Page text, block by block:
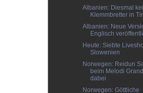
Albanien: Diesmal
Klemmbretter in
Albanien: Neue
Englisch
Heute: Siebte
Slowenien
Norwegen: Reidun
beim Melodi
dabei
Norwegen: Göttliche